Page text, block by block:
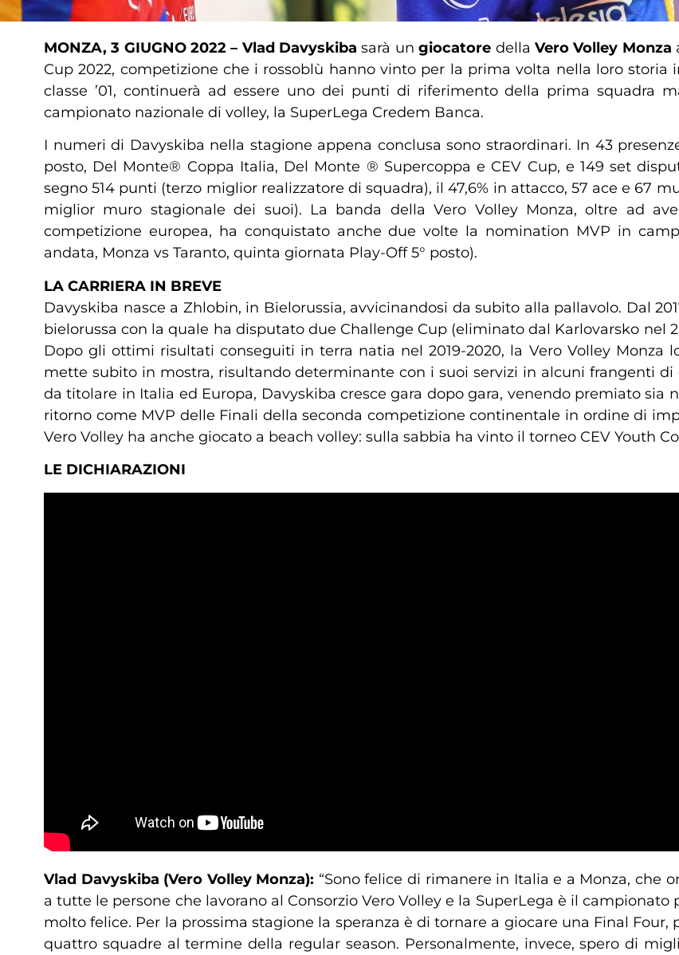
MONZA, 3 GIUGNO 2022 – Vlad Davyskiba sarà ungiocatore della Vero Volley Monza
Cup 2022, competizione che i rossoblù hanno vinto per la prima volta nella loro storia
classe ’01, continuerà ad essere uno dei punti di riferimento della prima squadra
campionato nazionale di volley, la SuperLega Credem Banca.
I numeri di Davyskiba nella stagione appena conclusa sono straordinari. In 43
posto, Del Monte® Coppa Italia, Del Monte ® Supercoppa e CEV Cup, e 149 set
segno 514 punti (terzo miglior realizzatore di squadra), il 47,6% in attacco, 57 ace e 67
miglior muro stagionale dei suoi). La banda della Vero Volley Monza, oltre ad
competizione europea, ha conquistato anche due volte la nomination MVP in
andata, Monza vs Taranto, quinta giornata Play-Off 5° posto).
LA CARRIERA IN BREVE
Davyskiba nasce a Zhlobin, in Bielorussia, avvicinandosi da subito alla pallavolo. Dal
bielorussa con la quale ha disputato due Challenge Cup (eliminato dal Karlovarsko nel
Dopo gli ottimi risultati conseguiti in terra natia nel 2019-2020, la Vero Volley Monza
mette subito in mostra, risultando determinante con i suoi servizi in alcuni frangenti di
da titolare in Italia ed Europa, Davyskiba cresce gara dopo gara, venendo premiato sia
ritorno come MVP delle Finali della seconda competizione continentale in ordine di
Vero Volley ha anche giocato a beach volley: sulla sabbia ha vinto il torneo CEV Youth
LE DICHIARAZIONI
Vlad Davyskiba (Vero Volley Monza): “Sono felice di rimanere in Italia e a Monza, che
a tutte le persone che lavorano al Consorzio Vero Volley e la SuperLega è il
molto felice. Per la prossima stagione la speranza è di tornare a giocare una Final
quattro squadre al termine della regular season. Personalmente, invece, spero di